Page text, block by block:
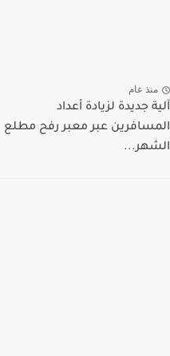
منذ عام
آلية جديدة لزيادة أعداد
المسافرين عبر معبر رفح مطلع
الشهر...